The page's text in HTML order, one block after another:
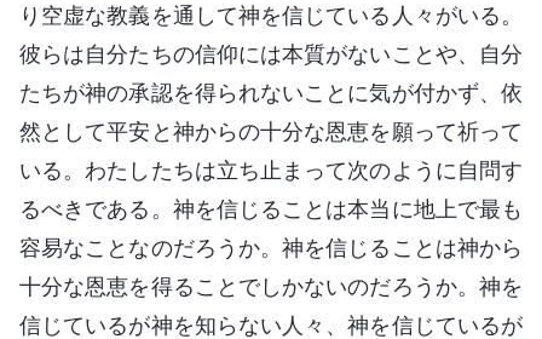
り空虚な教義を通して神を信じている人々がいる。
彼らは自分たちの信仰には本質がないことや、自分
たちが神の承認を得られないことに気が付かず、依
然として平安と神からの十分な恩恵を願って祈って
いる。わたしたちは立ち止まって次のように自問す
るべきである。神を信じることは本当に地上で最も
容易なことなのだろうか。神を信じることは神から
十分な恩恵を得ることでしかないのだろうか。神を
信じているが神を知らない人々、神を信じているが